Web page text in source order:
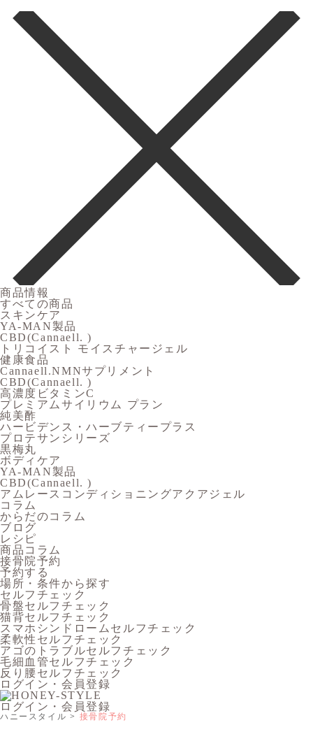
商品情報
すべての商品
スキンケア
YA-MAN製品
CBD(Cannaell. )
トリコイスト モイスチャージェル
健康食品
Cannaell.NMNサプリメント
CBD(Cannaell. )
高濃度ビタミンC
プレミアムサイリウム プラン
純美酢
ハービデンス・ハーブティープラス
プロテサンシリーズ
黒梅丸
ボディケア
YA-MAN製品
CBD(Cannaell. )
アムレースコンディショニングアクアジェル
コラム
からだのコラム
ブログ
レシピ
商品コラム
接骨院予約
予約する
場所・条件から探す
セルフチェック
骨盤セルフチェック
猫背セルフチェック
スマホシンドロームセルフチェック
柔軟性セルフチェック
アゴのトラブルセルフチェック
毛細血管セルフチェック
反り腰セルフチェック
ログイン・会員登録
ログイン・会員登録
ハニースタイル 接骨院予約